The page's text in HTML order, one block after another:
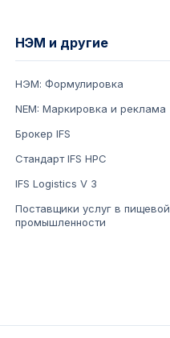
НЭМ и другие
НЭМ: Формулировка
NEM: Маркировка и реклама
Брокер IFS
Стандарт IFS HPC
IFS Logistics V 3
Поставщики услуг в пищевой
промышленности